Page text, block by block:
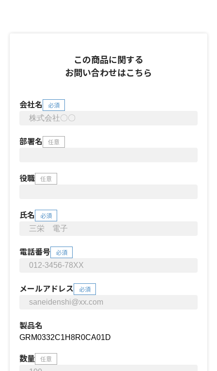
この商品に関する
お問い合わせはこちら
会社名 必須
部署名 任意
役職 任意
氏名 必須
電話番号 必須
メールアドレス 必須
製品名
数量 任意